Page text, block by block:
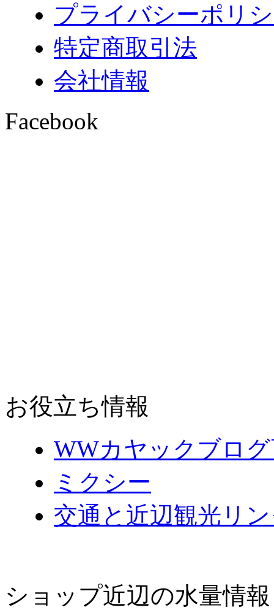
プライバシーポリ
特定商取引法
会社情報
Facebook
お役立ち情報
WWカヤックブロ
ミクシー
交通と近辺観光リ
ショップ近辺の水量情